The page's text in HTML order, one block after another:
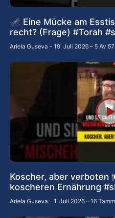
🦟 Eine Mücke am
recht? (Frage) #Torah
Ariela Guseva 19. Juli 2026 – 5 Av
Koscher, aber
koscheren Ernährung
Ariela Guseva 1. Juli 2026 – 16